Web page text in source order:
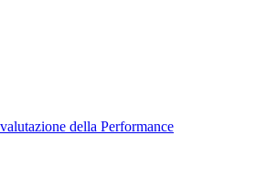
della Performance